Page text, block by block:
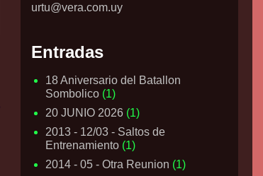
urtu@vera.com.uy
Entradas
18 Aniversario del Batallon
Sombolico (1)
20 JUNIO 2026 (1)
2013 - 12/03 - Saltos de
Entrenamiento (1)
2014 - 05 - Otra Reunion (1)